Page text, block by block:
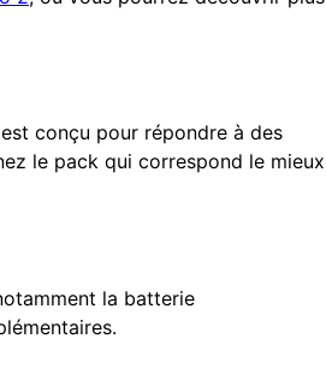
conçu pour répondre à des
le pack qui correspond le mieux
la batterie